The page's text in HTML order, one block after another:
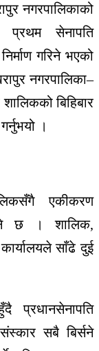
नगरपालिकाको
प्रथम सेनापति
गरिने भएको
नगरपालिका–
बिहिबार
।
एकीकरण
छ । शालिक,
साँढे दुई
प्रधानसेनापति
सबै बिर्सने